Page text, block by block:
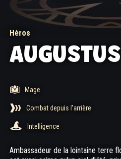
Héros
AUGUSTUS
Mage
Combat depuis l'arrière
Intelligence
Ambassadeur de la lointaine terre